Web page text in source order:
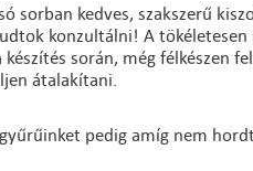
sorban kedves, szakszerű
konzultálni! A
során, még félkészen
átalakítani.
pedig amíg nem